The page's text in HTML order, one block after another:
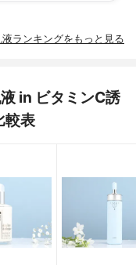
液ランキングをもっと見る
in ビタミンC誘
較表